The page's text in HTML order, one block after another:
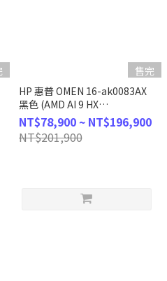
WQXGA/16)
售完
HP 惠普 OMEN 16-ak0083AX
黑色 (AMD AI 9 HX
375/32G/1TB/RTX5070Ti/W11/
客製化AI電競筆電
NT$78,900 ~ NT$196,900
NT$201,900